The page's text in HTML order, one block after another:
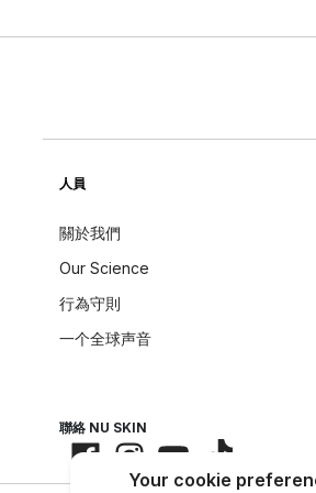
人員
關於我們
Our Science
行為守則
一个全球声音
聯絡 NU SKIN